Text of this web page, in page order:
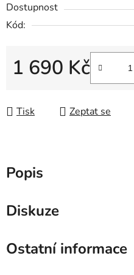
Dostupnost
Kód:
1 690 Kč
Tisk Zeptat se
Popis
Diskuze
Ostatní informace